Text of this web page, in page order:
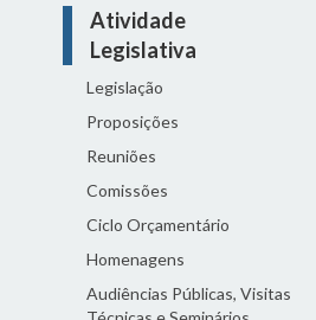
Atividade
Legislativa
Legislação
Proposições
Reuniões
Comissões
Ciclo Orçamentário
Homenagens
Audiências Públicas, Visitas